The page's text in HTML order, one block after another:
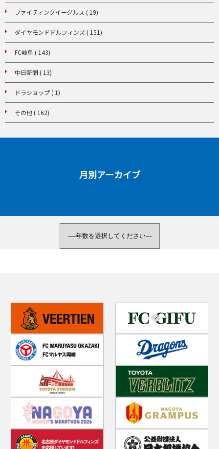
ファイティングイーグルス ( 19)
ダイヤモンドドルフィンズ ( 151)
FC岐阜 ( 143)
中日新聞 ( 13)
ドラショップ ( 1)
その他 ( 162)
月別アーカイブ